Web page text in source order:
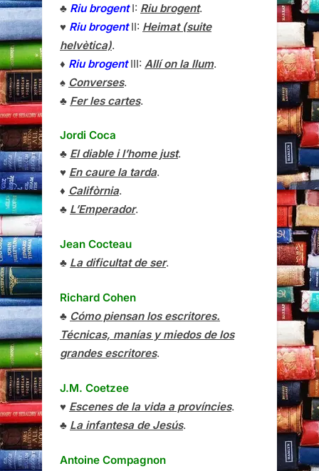
♣ Riu brogentI: Riu brogent.
♥ Riu brogentII: Heimat (suite
helvètica).
♦ Riu brogentIII: Allí on la llum.
♠ Converses.
♣ Fer les cartes.
Jordi Coca
♣ El diable i l’home just.
♥ En caure la tarda.
♦ Califòrnia.
♣ L’Emperador.
Jean Cocteau
♣ La dificultat de ser.
Richard Cohen
♣ Cómo piensan los escritores.
Técnicas, manías y miedos de los
grandes escritores.
J.M. Coetzee
♥ Escenes de la vida a províncies.
♣ La infantesa de Jesús.
Antoine Compagnon